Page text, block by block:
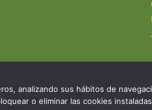
analizando sus hábitos de
o eliminar las cookies